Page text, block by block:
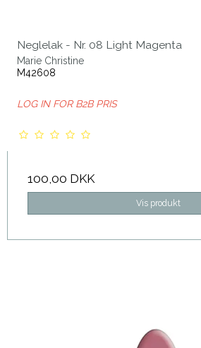
Neglelak - Nr. 08 Light Magenta
Marie Christine
M42608
LOG IN FOR B2B PRIS
100,00 DKK
Vis produkt